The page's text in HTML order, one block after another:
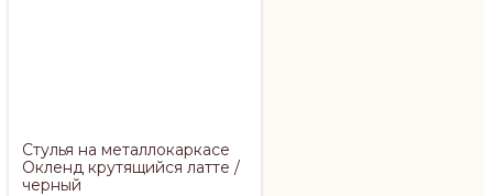
Стулья на металлокаркасе
Окленд крутящийся латте /
черный